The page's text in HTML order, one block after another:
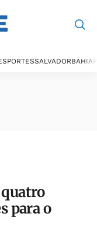
SALVADORBAHIA
quatro
para o